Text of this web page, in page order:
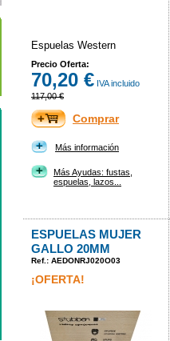
Espuelas Western
Precio Oferta:
70,20 € IVA incluido
117,00 €
Comprar
Más información
Más Ayudas: fustas,
espuelas, lazos...
ESPUELAS MUJER
GALLO 20MM
Ref.: AEDONRJ020O03
¡OFERTA!